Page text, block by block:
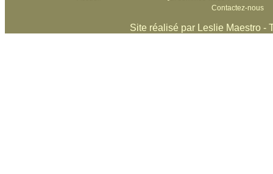
Contactez-nous
Site réalisé par Leslie Maestro -